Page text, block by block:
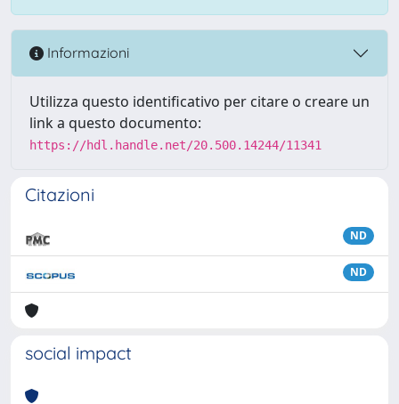
Informazioni
Utilizza questo identificativo per citare o creare un
link a questo documento:
https://hdl.handle.net/20.500.14244/11341
Citazioni
ND
ND
social impact